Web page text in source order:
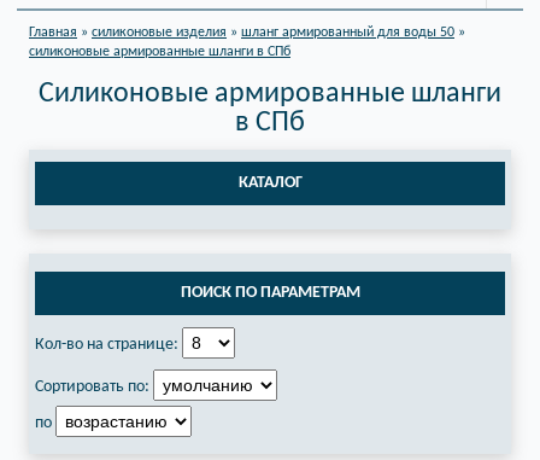
Главная » силиконовые изделия » шланг армированный для воды 50 »
силиконовые армированные шланги в СПб
Силиконовые армированные шланги
в СПб
КАТАЛОГ
ПОИСК ПО ПАРАМЕТРАМ
Кол-во на странице:
Сортировать по:
по